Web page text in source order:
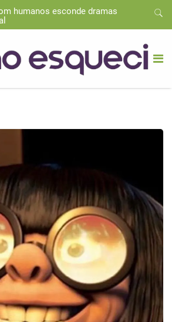
humanos esconde dramas